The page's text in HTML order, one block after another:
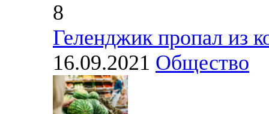
8
Геленджик пропал из
16.09.2021 Общество